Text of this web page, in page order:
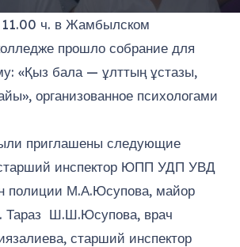
11.00 ч. в Жамбылском
прошло собрание для
«Қыз бала — ұлттың ұстазы,
организованное психологами
приглашены следующие
инспектор ЮПП УДП УВД
полиции М.А.Юсупова, майор
Тараз Ш.Ш.Юсупова, врач
старший инспектор